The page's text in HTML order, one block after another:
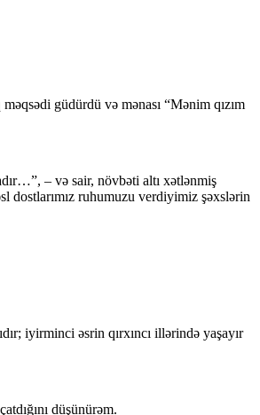
güdürdü və mənası “Mənim qızım
– və sair, növbəti altı xətlənmiş
dostlarımız ruhumuzu verdiyimiz şəxslərin
iyirminci əsrin qırxıncı illərində yaşayır
düşünürəm.